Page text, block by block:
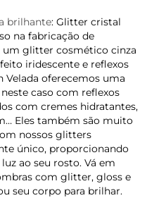
brilhante: Glitter cristal
na fabricação de
um glitter cosmético cinza
iridescente e reflexos
Velada oferecemos uma
caso com reflexos
​​com cremes hidratantes,
Eles também são muito
nossos glitters
único, proporcionando
ao seu rosto. Vá em
com glitter, gloss e
seu corpo para brilhar.